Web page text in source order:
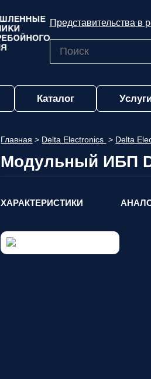
Представительства в
Каталог
Главная > Delta Electronics > Delta
Модульный ИБП
ХАРАКТЕРИСТИКИ